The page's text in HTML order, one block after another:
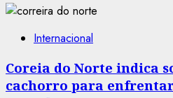
Internacional
Coreia do Norte indica
cachorro para